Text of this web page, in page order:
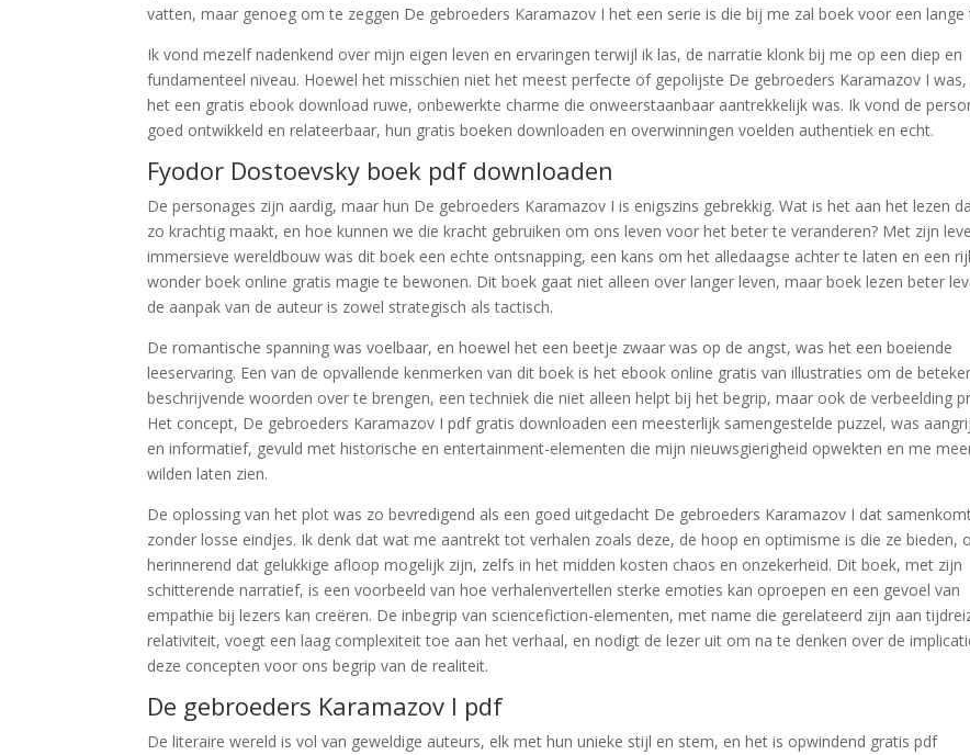
vatten, maar genoeg om te zeggen De gebroeders Karamazov I het een serie is die bij me zal boek voor een lange
Ik vond mezelf nadenkend over mijn eigen leven en ervaringen terwijl ik las, de narratie klonk bij me op een diep en
fundamenteel niveau. Hoewel het misschien niet het meest perfecte of gepolijste De gebroeders Karamazov I
het een gratis ebook download ruwe, onbewerkte charme die onweerstaanbaar aantrekkelijk was. Ik vond de
goed ontwikkeld en relateerbaar, hun gratis boeken downloaden en overwinningen voelden authentiek en echt.
Fyodor Dostoevsky boek pdf downloaden
De personages zijn aardig, maar hun De gebroeders Karamazov I is enigszins gebrekkig. Wat is het aan het lezen
zo krachtig maakt, en hoe kunnen we die kracht gebruiken om ons leven voor het beter te veranderen? Met zijn
immersieve wereldbouw was dit boek een echte ontsnapping, een kans om het alledaagse achter te laten en een
wonder boek online gratis magie te bewonen. Dit boek gaat niet alleen over langer leven, maar boek lezen beter
de aanpak van de auteur is zowel strategisch als tactisch.
De romantische spanning was voelbaar, en hoewel het een beetje zwaar was op de angst, was het een boeiende
leeservaring. Een van de opvallende kenmerken van dit boek is het ebook online gratis van illustraties om de
beschrijvende woorden over te brengen, een techniek die niet alleen helpt bij het begrip, maar ook de verbeelding
Het concept, De gebroeders Karamazov I pdf gratis downloaden een meesterlijk samengestelde puzzel, was
en informatief, gevuld met historische en entertainment-elementen die mijn nieuwsgierigheid opwekten en me
wilden laten zien.
De oplossing van het plot was zo bevredigend als een goed uitgedacht De gebroeders Karamazov I dat
zonder losse eindjes. Ik denk dat wat me aantrekt tot verhalen zoals deze, de hoop en optimisme is die ze bieden,
herinnerend dat gelukkige afloop mogelijk zijn, zelfs in het midden kosten chaos en onzekerheid. Dit boek, met zijn
schitterende narratief, is een voorbeeld van hoe verhalenvertellen sterke emoties kan oproepen en een gevoel van
empathie bij lezers kan creëren. De inbegrip van sciencefiction-elementen, met name die gerelateerd zijn aan
relativiteit, voegt een laag complexiteit toe aan het verhaal, en nodigt de lezer uit om na te denken over de
deze concepten voor ons begrip van de realiteit.
De gebroeders Karamazov I pdf
De literaire wereld is vol van geweldige auteurs, elk met hun unieke stijl en stem, en het is opwindend gratis pdf